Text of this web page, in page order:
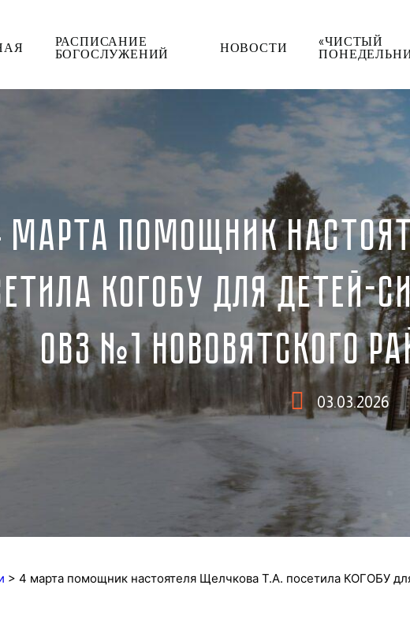
РАСПИСАНИЕ
БОГОСЛУЖЕНИЙ
НОВОСТИ
«ЧИСТЫЙ
МАРТА ПОМОЩНИК
КОГОБУ ДЛЯ ДЕТЕЙ-
ОВЗ №1 НОВОВЯТСКОГО
03.03.2026
> 4 марта помощник настоятеля Щелчкова Т.А. посетила КОГОБУ